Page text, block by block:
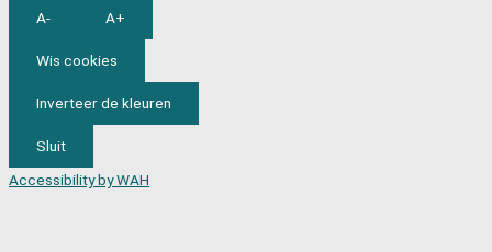
A-
A+
Wis cookies
Inverteer de kleuren
Sluit
Accessibility by WAH